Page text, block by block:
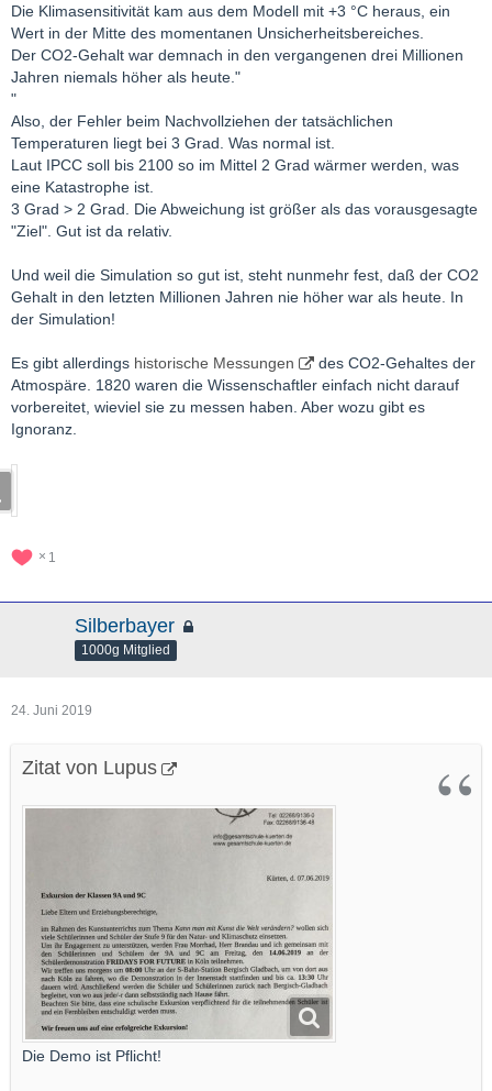
Die Klimasensitivität kam aus dem Modell mit +3 °C heraus, ein
Wert in der Mitte des momentanen Unsicherheitsbereiches.
Der CO2-Gehalt war demnach in den vergangenen drei Millionen
Jahren niemals höher als heute."
"
Also, der Fehler beim Nachvollziehen der tatsächlichen
Temperaturen liegt bei 3 Grad. Was normal ist.
Laut IPCC soll bis 2100 so im Mittel 2 Grad wärmer werden, was
eine Katastrophe ist.
3 Grad > 2 Grad. Die Abweichung ist größer als das vorausgesagte
"Ziel". Gut ist da relativ.
Und weil die Simulation so gut ist, steht nunmehr fest, daß der CO2
Gehalt in den letzten Millionen Jahren nie höher war als heute. In
der Simulation!
Es gibt allerdings historische Messungen
des CO2-Gehaltes der
Atmospäre. 1820 waren die Wissenschaftler einfach nicht darauf
vorbereitet, wieviel sie zu messen haben. Aber wozu gibt es
Ignoranz.
1
Silberbayer
1000g Mitglied
24. Juni 2019
Zitat von Lupus
Die Demo ist Pflicht!